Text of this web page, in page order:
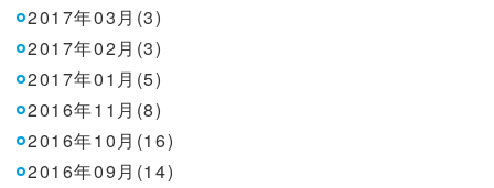
2017年03月(3)
2017年02月(3)
2017年01月(5)
2016年11月(8)
2016年10月(16)
2016年09月(14)